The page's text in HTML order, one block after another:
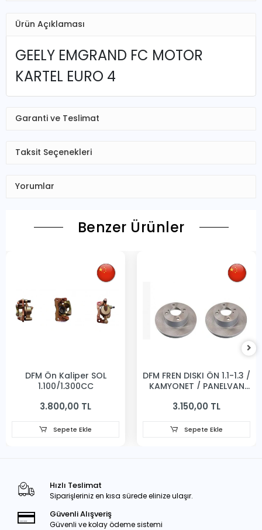
Ürün Açıklaması
GEELY EMGRAND FC MOTOR
KARTEL EURO 4
Garanti ve Teslimat
Taksit Seçenekleri
Yorumlar
Benzer Ürünler
DFM Ön Kaliper SOL
1,100/1,300CC
3.800,00 TL
Sepete Ekle
DFM FREN DISKI ÖN 1.1-1.3 /
KAMYONET / PANELVAN
3.150,00 TL
Sepete Ekle
Hızlı Teslimat
Siparişleriniz en kısa sürede elinize ulaşır.
Güvenli Alışveriş
Güvenli ve kolay ödeme sistemi